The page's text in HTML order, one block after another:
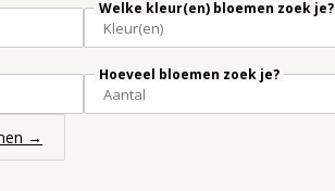
Welke kleur(en) bloemen zoek je?
Hoeveel bloemen zoek je?
→